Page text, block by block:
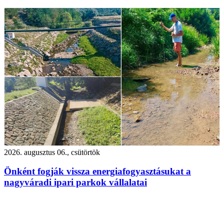
2026. augusztus 06., csütörtök
Önként fogják vissza energiafogyasztásukat a
nagyváradi ipari parkok vállalatai